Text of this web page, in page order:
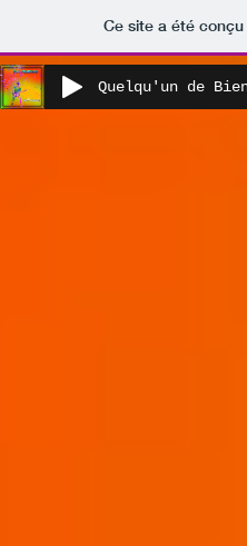
Ce site a été
Quelqu'un de